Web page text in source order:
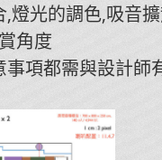
燈光的調色,吸音
角度
項都需與設計師